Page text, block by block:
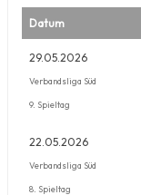
Datum
29.05.2026
Verbandsliga Süd
9. Spieltag
22.05.2026
Verbandsliga Süd
8. Spieltag